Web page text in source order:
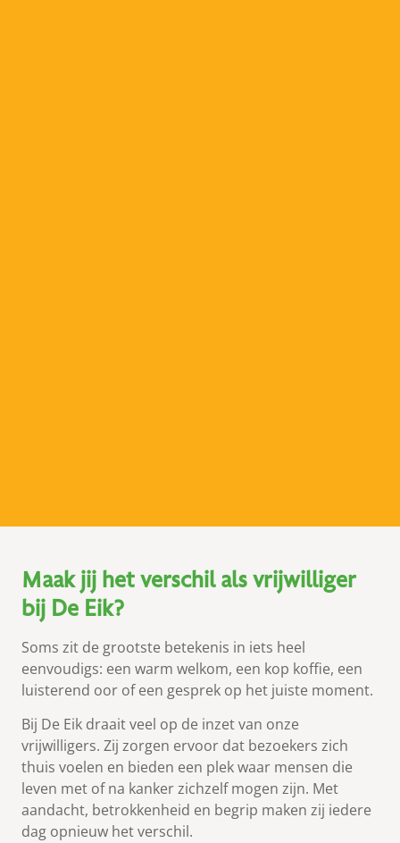
Maak jij het verschil als vrijwilliger
bij De Eik?
Soms zit de grootste betekenis in iets heel
eenvoudigs: een warm welkom, een kop koffie, een
luisterend oor of een gesprek op het juiste moment.
Bij De Eik draait veel op de inzet van onze
vrijwilligers. Zij zorgen ervoor dat bezoekers zich
thuis voelen en bieden een plek waar mensen die
leven met of na kanker zichzelf mogen zijn. Met
aandacht, betrokkenheid en begrip maken zij iedere
dag opnieuw het verschil.